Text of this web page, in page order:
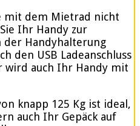
mit dem Mietrad nicht
Ihr Handy zur
der Handyhalterung
den USB Ladeanschluss
wird auch Ihr Handy mit
knapp 125 Kg ist ideal,
auch Ihr Gepäck auf